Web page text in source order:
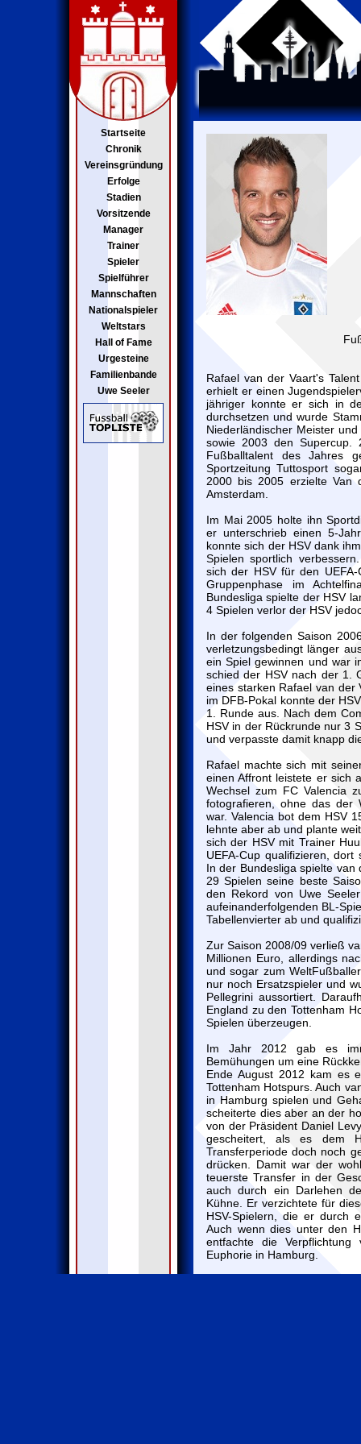
Startseite
Chronik
Vereinsgründung
Erfolge
Stadien
Vorsitzende
Manager
Trainer
Spieler
Spielführer
Mannschaften
Nationalspieler
Weltstars
Hall of Fame
Urgesteine
Familienbande
Uwe Seeler
Rafael van der Vaart's
erhielt er einen
jähriger konnte er sich in
durchsetzen und wurde
Niederländischer Meister
sowie 2003 den
Fußballtalent des Jahres
Sportzeitung Tuttosport
2000 bis 2005 erzielte Van
Amsterdam.
Im Mai 2005 holte ihn
er unterschrieb einen 5-
konnte sich der HSV dank
Spielen sportlich
sich der HSV für den
Gruppenphase im
Bundesliga spielte der HSV
4 Spielen verlor der HSV
In der folgenden Saison
verletzungsbedingt länger
ein Spiel gewinnen und war
schied der HSV nach der 1.
eines starken Rafael van der
im DFB-Pokal konnte der
1. Runde aus. Nach dem
HSV in der Rückrunde nur 3
und verpasste damit knapp
Rafael machte sich mit
einen Affront leistete er sich
Wechsel zum FC Valencia
fotografieren, ohne das der
war. Valencia bot dem HSV
lehnte aber ab und plante
sich der HSV mit Trainer
UEFA-Cup qualifizieren,
In der Bundesliga spielte van
29 Spielen seine beste
den Rekord von Uwe
aufeinanderfolgenden BL-
Tabellenvierter ab und
Zur Saison 2008/09 verließ
Millionen Euro, allerdings
und sogar zum
nur noch Ersatzspieler und
Pellegrini aussortiert.
England zu den Tottenham
Spielen überzeugen.
Im Jahr 2012 gab es
Bemühungen um eine
Ende August 2012 kam es
Tottenham Hotspurs. Auch
in Hamburg spielen und
scheiterte dies aber an der
von der Präsident Daniel
gescheitert, als es dem
Transferperiode doch noch
drücken. Damit war der
teuerste Transfer in der
auch durch ein Darlehen
Kühne. Er verzichtete für
HSV-Spielern, die er durch
Auch wenn dies unter den
entfachte die
Euphorie in Hamburg.